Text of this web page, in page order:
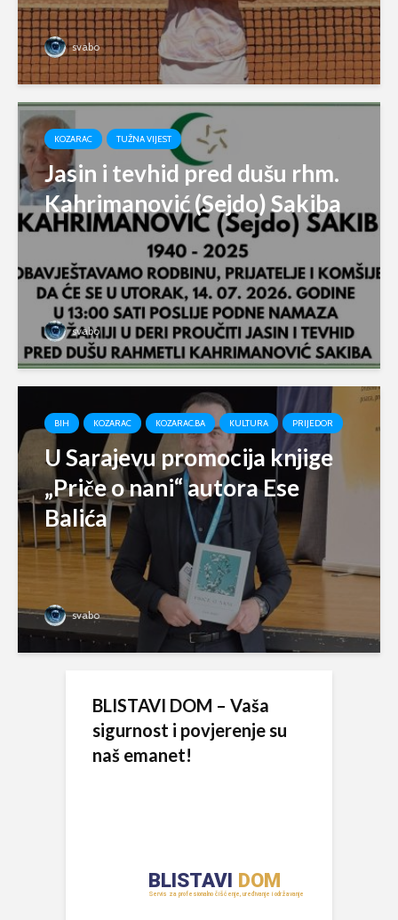
svabo
KOZARAC TUŽNA VIJEST
Jasin i tevhid pred dušu rhm.
Kahrimanović (Sejdo) Sakiba
svabo
BIH KOZARAC KOZARAC.BA KULTURA PRIJEDOR
U Sarajevu promocija knjige
„Priče o nani“ autora Ese
Balića
svabo
BLISTAVI DOM – Vaša
sigurnost i povjerenje su
naš emanet!